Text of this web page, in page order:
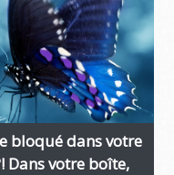
bloqué dans votre
Dans votre boîte,